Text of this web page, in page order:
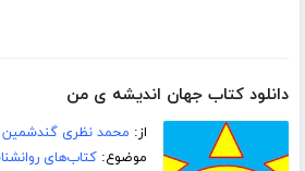
دانلود کتاب جهان اندیشه ی من
از: محمد نظری گندشمین
موضوع:کتاب‌های